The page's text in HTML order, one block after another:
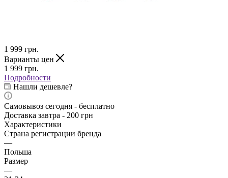
1 999 грн.
Варианты цен
1 999 грн.
Подробности
Нашли дешевле?
Самовывоз сегодня - бесплатно
Доставка завтра - 200 грн
Характеристики
Страна регистрации бренда
—
Польша
Размер
—